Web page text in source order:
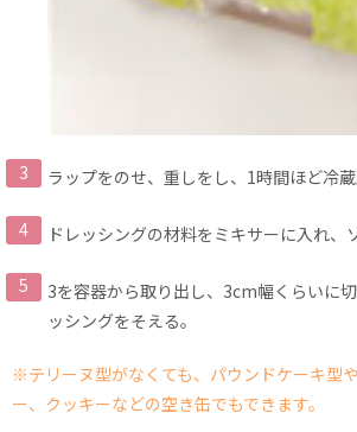
ラップをのせ、重しをし、1時間ほど冷蔵
ドレッシングの材料をミキサーに入れ、
3を容器から取り出し、3cm幅くらいに
ッシングをそえる。
※テリーヌ型がなくても、パウンドケーキ型
ー、クッキーなどの空き缶でもできます。